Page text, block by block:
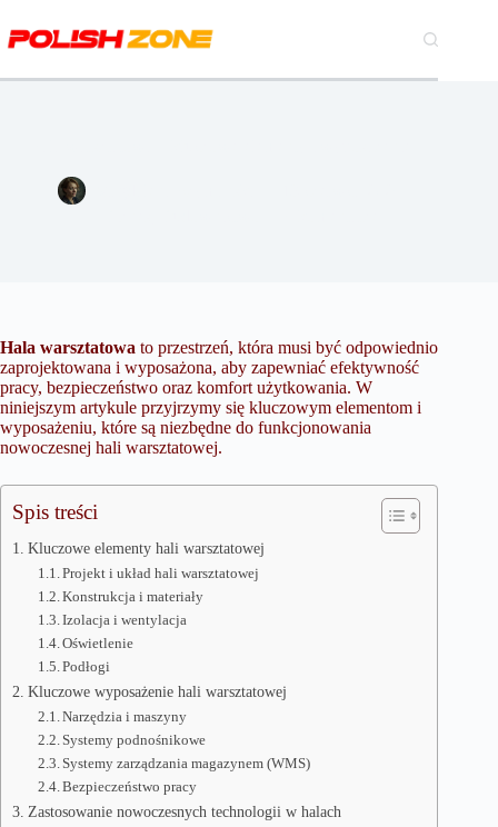
do
treści
Hala warsztatowa to przestrzeń, która musi być odpowiednio
zaprojektowana i wyposażona, aby zapewniać efektywność
pracy, bezpieczeństwo oraz komfort użytkowania. W
niniejszym artykule przyjrzymy się kluczowym elementom i
wyposażeniu, które są niezbędne do funkcjonowania
nowoczesnej hali warsztatowej.
Spis treści
Kluczowe elementy hali warsztatowej
Projekt i układ hali warsztatowej
Konstrukcja i materiały
Izolacja i wentylacja
Oświetlenie
Podłogi
Kluczowe wyposażenie hali warsztatowej
Narzędzia i maszyny
Systemy podnośnikowe
Systemy zarządzania magazynem (WMS)
Bezpieczeństwo pracy
Zastosowanie nowoczesnych technologii w halach